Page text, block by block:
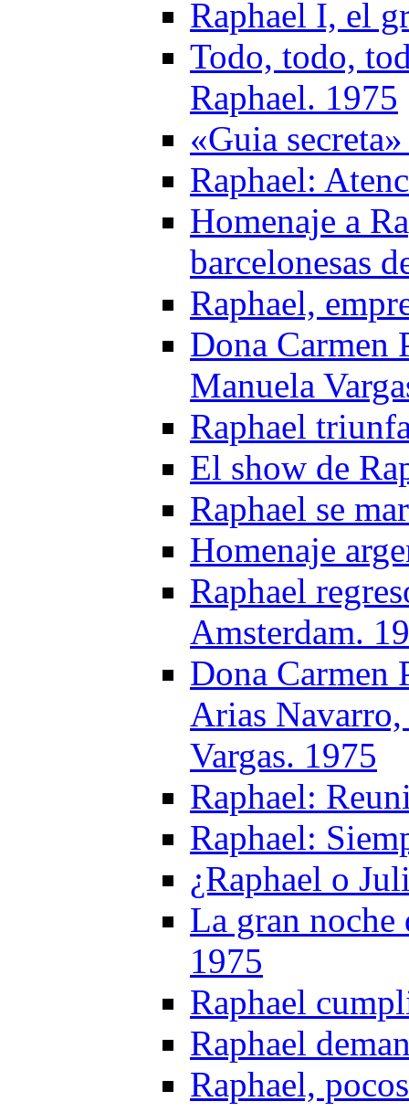
Raphael I, el
Todo, todo,
Raphael. 1975
«Guia
Raphael:
Homenaje a
barcelonesas
Raphael,
Dona Carmen
Manuela
Raphael
El show de
Raphael se
Homenaje
Raphael
Amsterdam.
Dona Carmen
Arias
Vargas. 1975
Raphael:
Raphael:
¿Raphael o
La gran
1975
Raphael
Raphael
Raphael,